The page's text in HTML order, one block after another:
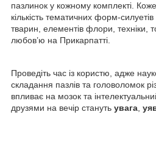
пазлинок у кожному комплекті.
кількість тематичних форм-
тварин, елементів флори, техніки,
любов’ю на Прикарпатті.
Проведіть час із користю, адже
складання пазлів та головоломок
впливає на мозок та
друзями на вечір стануть увага